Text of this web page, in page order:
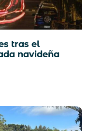
tras el
navideña